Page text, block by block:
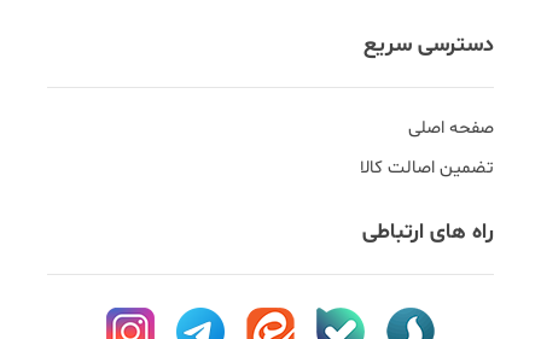
دسترسی سریع
صفحه اصلی
تضمین اصالت کالا
راه های ارتباطی